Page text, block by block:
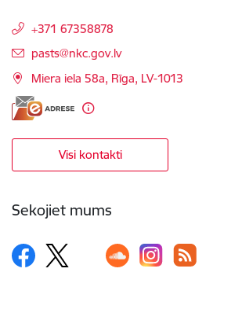
+371 67358878
E-pasts:
pasts@nkc.gov.lv
Miera iela 58a, Rīga, LV-1013
Visi kontakti
Sekojiet mums